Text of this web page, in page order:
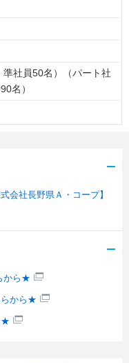
社員50名）（パート社
名）
会社長野県Ａ・コープ】
から★
らから★
★